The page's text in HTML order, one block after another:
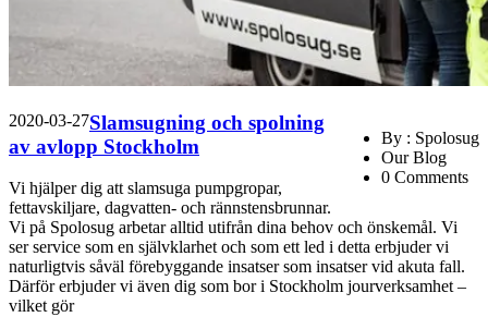
2020-03-27
By : Spolosug
Our Blog
0 Comments
Slamsugning och spolning
av avlopp Stockholm
Vi hjälper dig att slamsuga pumpgropar,
fettavskiljare, dagvatten- och rännstensbrunnar.
Vi på Spolosug arbetar alltid utifrån dina behov och önskemål. Vi
ser service som en självklarhet och som ett led i detta erbjuder vi
naturligtvis såväl förebyggande insatser som insatser vid akuta fall.
Därför erbjuder vi även dig som bor i Stockholm jourverksamhet –
vilket gör